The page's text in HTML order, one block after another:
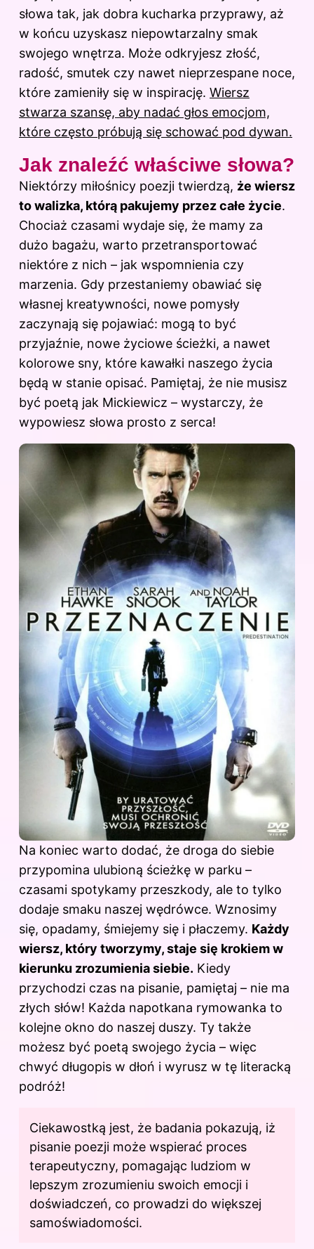
słowa tak, jak dobra kucharka przyprawy, aż
w końcu uzyskasz niepowtarzalny smak
swojego wnętrza. Może odkryjesz złość,
radość, smutek czy nawet nieprzespane noce,
które zamieniły się w inspirację. Wiersz
stwarza szansę, aby nadać głos emocjom,
które często próbują się schować pod dywan.
Jak znaleźć właściwe słowa?
Niektórzy miłośnicy poezji twierdzą, że wiersz
to walizka, którą pakujemy przez całe życie.
Chociaż czasami wydaje się, że mamy za
dużo bagażu, warto przetransportować
niektóre z nich – jak wspomnienia czy
marzenia. Gdy przestaniemy obawiać się
własnej kreatywności, nowe pomysły
zaczynają się pojawiać: mogą to być
przyjaźnie, nowe życiowe ścieżki, a nawet
kolorowe sny, które kawałki naszego życia
będą w stanie opisać. Pamiętaj, że nie musisz
być poetą jak Mickiewicz – wystarczy, że
wypowiesz słowa prosto z serca!
Na koniec warto dodać, że droga do siebie
przypomina ulubioną ścieżkę w parku –
czasami spotykamy przeszkody, ale to tylko
dodaje smaku naszej wędrówce. Wznosimy
się, opadamy, śmiejemy się i płaczemy. Każdy
wiersz, który tworzymy, staje się krokiem w
kierunku zrozumienia siebie. Kiedy
przychodzi czas na pisanie, pamiętaj – nie ma
złych słów! Każda napotkana rymowanka to
kolejne okno do naszej duszy. Ty także
możesz być poetą swojego życia – więc
chwyć długopis w dłoń i wyrusz w tę literacką
podróż!
Ciekawostką jest, że badania pokazują, iż
pisanie poezji może wspierać proces
terapeutyczny, pomagając ludziom w
lepszym zrozumieniu swoich emocji i
doświadczeń, co prowadzi do większej
samoświadomości.